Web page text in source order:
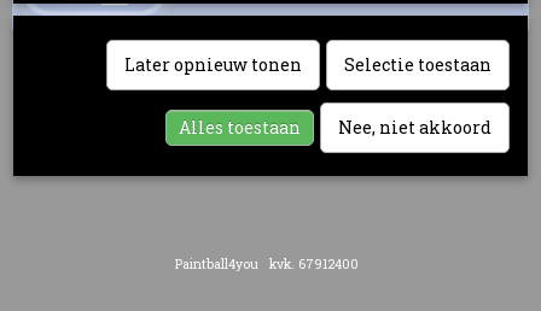
Paintball4you kvk. 67912400
Later opnieuw tonen Selectie toestaan
Alles toestaan Nee, niet akkoord